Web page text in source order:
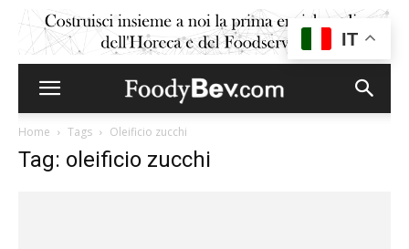
Home Tags Oleificio zucchi
Tag: oleificio zucchi
IT